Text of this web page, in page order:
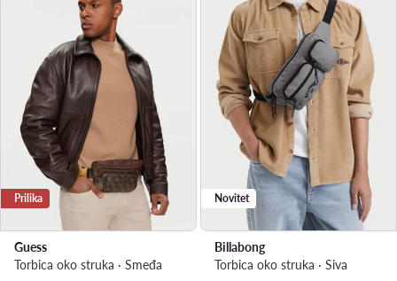
Prilika
Guess
Torbica oko struka · Smeđa
Novitet
Billabong
Torbica oko struka · Siva